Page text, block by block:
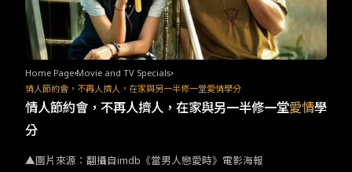
TW EN JP KR
Home Page Movie and TV Specials
情人節約會，不再人擠人，在家與另一半修一堂愛情學分
情人節約會，不再人擠人，在家與另一半修一堂愛情學
分
▲圖片來源：翻攝自imdb《當男人戀愛時》電影海報